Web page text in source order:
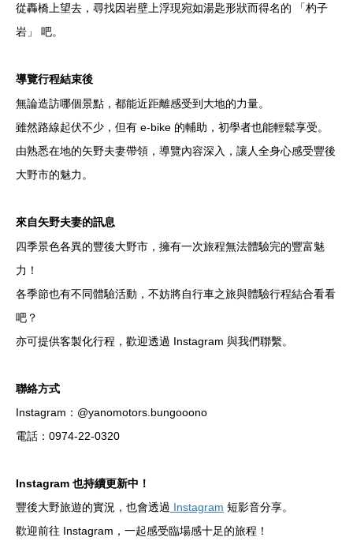
從轟橋上望去，尋找因岩壁上浮現宛如湯匙形狀而得名的 「杓子
岩」 吧。
導覽行程結束後
無論造訪哪個景點，都能近距離感受到大地的力量。
雖然路線起伏不少，但有 e-bike 的輔助，初學者也能輕鬆享受。
由熟悉在地的矢野夫妻帶領，導覽內容深入，讓人全身心感受豐後
大野市的魅力。
來自矢野夫妻的訊息
四季景色各異的豐後大野市，擁有一次旅程無法體驗完的豐富魅
力！
各季節也有不同體驗活動，不妨將自行車之旅與體驗行程結合看看
吧？
亦可提供客製化行程，歡迎透過 Instagram 與我們聯繫。
聯絡方式
Instagram：@yanomotors.bungooono
電話：0974-22-0320
Instagram 也持續更新中！
豐後大野旅遊的實況，也會透過 Instagram 短影音分享。
歡迎前往 Instagram，一起感受臨場感十足的旅程！